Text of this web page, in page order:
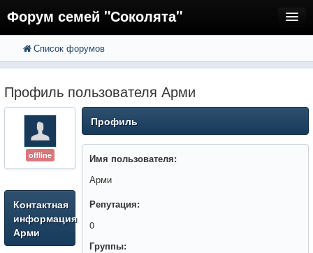
Форум семей "Соколята"
FAQ
Регистрация
Вход
Список форумов
Профиль пользователя Арми
offline
Контактная
информация
Арми
Профиль
Имя пользователя:
Арми
Репутация:
0
Группы: